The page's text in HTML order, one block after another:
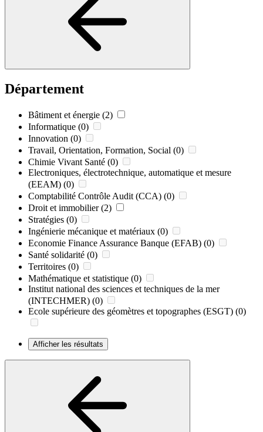
Département
Bâtiment et énergie (2)
Informatique (0)
Innovation (0)
Travail, Orientation, Formation, Social (0)
Chimie Vivant Santé (0)
Electroniques, électrotechnique, automatique et mesure
(EEAM) (0)
Comptabilité Contrôle Audit (CCA) (0)
Droit et immobilier (2)
Stratégies (0)
Ingénierie mécanique et matériaux (0)
Economie Finance Assurance Banque (EFAB) (0)
Santé solidarité (0)
Territoires (0)
Mathématique et statistique (0)
Institut national des sciences et techniques de la mer
(INTECHMER) (0)
Ecole supérieure des géomètres et topographes (ESGT) (0)
Afficher les résultats